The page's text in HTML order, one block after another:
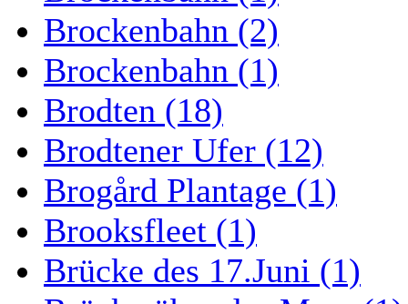
Brockenbahn (2)
Brockenbahn (1)
Brodten (18)
Brodtener Ufer (12)
Brogård Plantage (1)
Brooksfleet (1)
Brücke des 17.Juni (1)